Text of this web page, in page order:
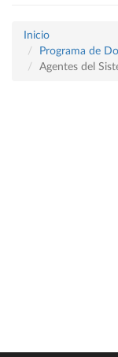
Inicio
Programa de
Agentes del